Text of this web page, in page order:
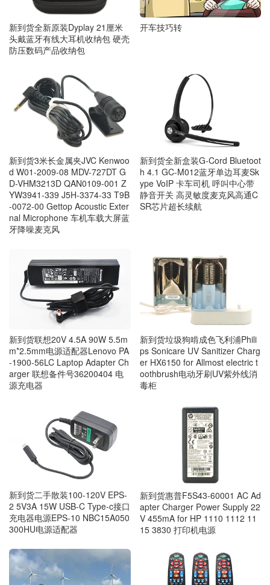
新到货全新原装Dyplay 21厘米
头戴蓝牙有线大耳机收纳包 硬壳
防压数码产品收纳包
开车技巧转
新到货3米长金属夹JVC Kenwoo
d W01-2009-08 MDV-727DT G
D-VHM3213D QAN0109-001 Z
YW3941-339 J5H-3374-33 T9B
-0072-00 Gettop Acoustic Exter
nal Microphone 车机车载大屏蓝
牙降噪麦克风
新到货全新盒装G-Cord Bluetoot
h 4.1 GC-M012蓝牙单边耳麦Sk
ype VoIP 卡车司机 呼叫中心带
静音开关 高灵敏度麦克风高通C
SR芯片超长续航
新到货联想20V 4.5A 90W 5.5m
m*2.5mm电源适配器Lenovo PA
-1900-56LC Laptop Adapter Ch
arger 联想备件号36200404 电
源充电器
新到货垃圾狗啃成色飞利浦Phili
ps Sonicare UV Sanitizer Charg
er HX6150 for Allmost electric t
oothbrush电动牙刷UV紫外线消
毒柜
新到货二手散装100-120V EPS-
2 5V3A 15W USB-C Type-c接口
充电器电源EPS-10 NBC15A050
300HU电源适配器
新到货惠普F5S43-60001 AC Ad
apter Charger Power Supply 22
V 455mA for HP 1110 1112 11
15 3830 打印机电源